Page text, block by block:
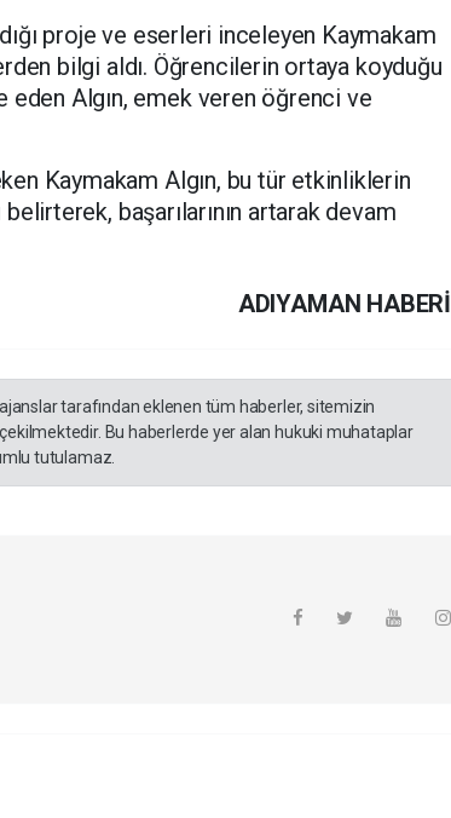
proje ve eserleri inceleyen Kaymakam
bilgi aldı. Öğrencilerin ortaya koyduğu
eden Algın, emek veren öğrenci ve
Kaymakam Algın, bu tür etkinliklerin
başarılarının artarak devam
ADIYAMAN HABERİ
tarafından eklenen tüm haberler, sitemizin
Bu haberlerde yer alan hukuki muhataplar
tutulamaz.